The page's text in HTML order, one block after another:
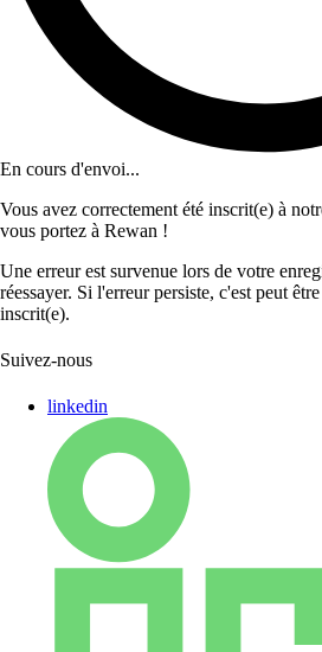
En cours d'envoi...
Vous avez correctement été inscrit(e) à
vous portez à Rewan !
Une erreur est survenue lors de votre
réessayer. Si l'erreur persiste, c'est peut
inscrit(e).
Suivez-nous
linkedin